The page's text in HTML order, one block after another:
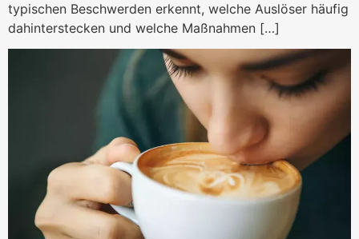
typischen Beschwerden erkennt, welche Auslöser häufig
dahinterstecken und welche Maßnahmen […]
Kaffee Histamin: